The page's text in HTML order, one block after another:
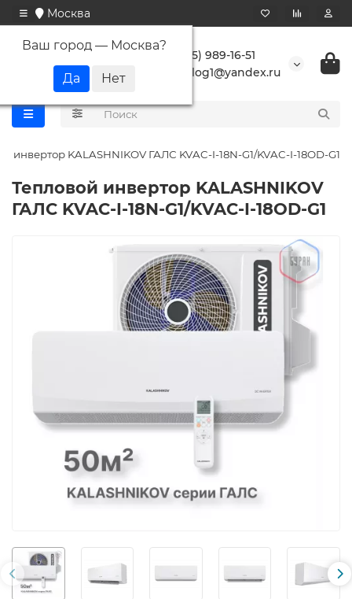
Москва
Ваш город — Москва?
+7 (495) 989-16-51
buranlog1@yandex.ru
инвертор KALASHNIKOV ГАЛС KVAC-I-18N-G1/KVAC-I-18OD-G1
Тепловой инвертор KALASHNIKOV
ГАЛС KVAC-I-18N-G1/KVAC-I-18OD-G1